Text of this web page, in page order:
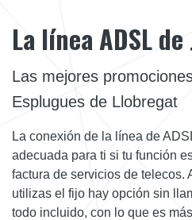
La línea ADSL de
Las mejores
Esplugues de Llobregat
La conexión de la línea de
adecuada para ti si tu función
factura de servicios de telecos.
utilizas el fijo hay opción sin
todo incluido, con lo que es